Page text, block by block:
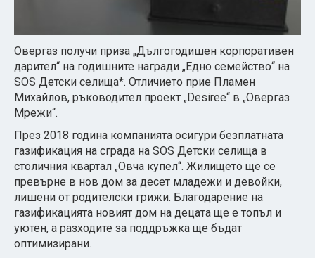
Овергаз получи приза „Дългогодишен корпоративен
дарител“ на годишните награди „Едно семейство“ на
SOS Детски селища*. Отличието прие Пламен
Михайлов, ръководител проект „Desiree“ в „Овергаз
Мрежи“.
През 2018 година компанията осигури безплатната
газификация на сграда на SOS Детски селища в
столичния квартал „Овча купел“. Жилището ще се
превърне в нов дом за десет младежи и девойки,
лишени от родителски грижи. Благодарение на
газификацията новият дом на децата ще е топъл и
уютен, а разходите за поддръжка ще бъдат
оптимизирани.